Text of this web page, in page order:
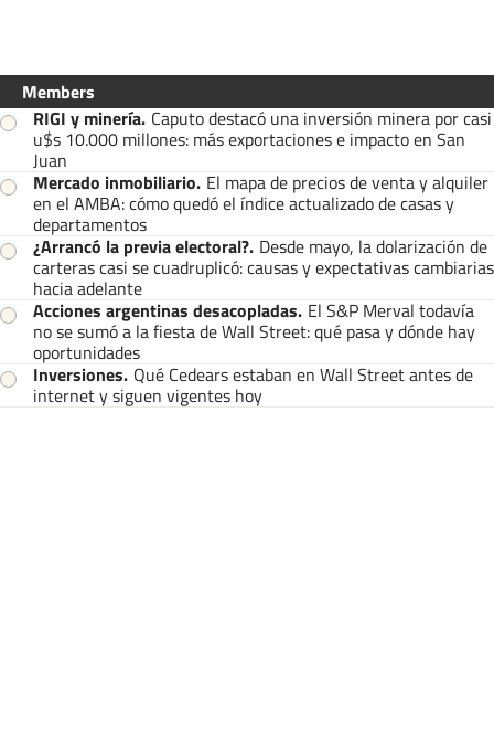
Members
RIGI y minería. Caputo destacó una inversión minera por casi
u$s 10.000 millones: más exportaciones e impacto en San
Juan
Mercado inmobiliario. El mapa de precios de venta y alquiler
en el AMBA: cómo quedó el índice actualizado de casas y
departamentos
¿Arrancó la previa electoral?. Desde mayo, la dolarización de
carteras casi se cuadruplicó: causas y expectativas cambiarias
hacia adelante
Acciones argentinas desacopladas. El S&P Merval todavía
no se sumó a la fiesta de Wall Street: qué pasa y dónde hay
oportunidades
Inversiones. Qué Cedears estaban en Wall Street antes de
internet y siguen vigentes hoy